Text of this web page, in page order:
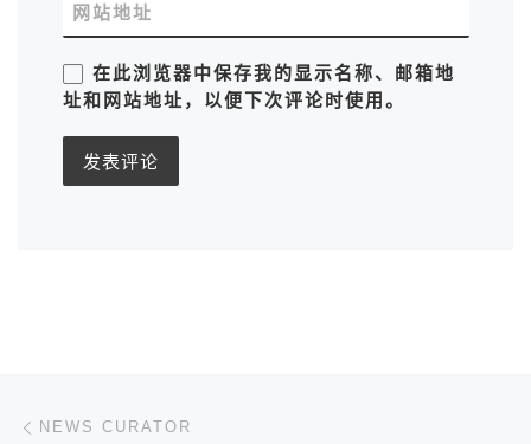
网站地址
在此浏览器中保存我的显示名称、邮箱地
址和网站地址，以便下次评论时使用。
文章导航
NEWS CURATOR